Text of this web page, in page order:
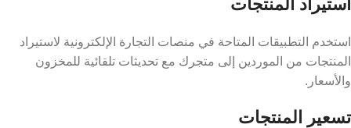
استيراد المنتجات
استخدم التطبيقات المتاحة في منصات التجارة الإلكترونية لاستيراد
المنتجات من الموردين إلى متجرك مع تحديثات تلقائية للمخزون
والأسعار.
تسعير المنتجات